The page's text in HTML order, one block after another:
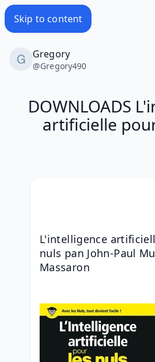
Skip to content
Gregory
@Gregory490
DOWNLOADS
artificielle
L'intelligence
nuls pan John-Paul
Massaron